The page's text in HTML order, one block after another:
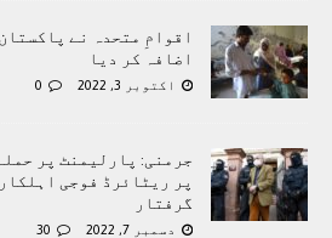
اقوامِ متحدہ نے
اضافہ کر دیا
اکتوبر 3, 2022 0
جرمنی: پارلیمنٹ پر
گرفتار
دسمبر 7, 2022 30